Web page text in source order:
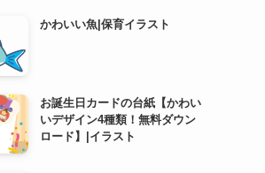
かわいい魚|保育イラスト
お誕生日カードの台紙【かわい
いデザイン4種類！無料ダウン
ロード】|イラスト